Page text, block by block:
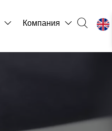
 Компания   